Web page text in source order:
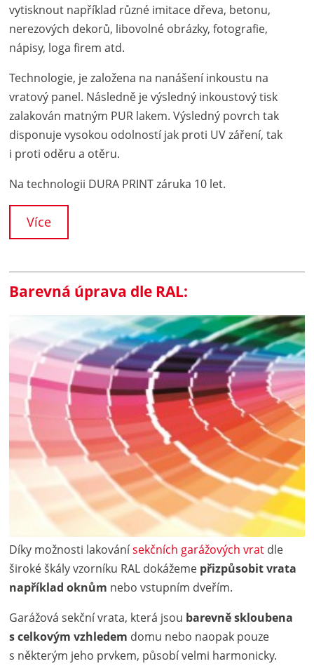
vytisknout například různé imitace dřeva, betonu,
nerezových dekorů, libovolné obrázky, fotografie,
nápisy, loga firem atd.
Technologie, je založena na nanášení inkoustu na
vratový panel. Následně je výsledný inkoustový tisk
zalakován matným PUR lakem. Výsledný povrch tak
disponuje vysokou odolností jak proti UV záření, tak
i proti oděru a otěru.
Na technologii DURA PRINT záruka 10 let.
Více
Barevná úprava dle RAL:
Díky možnosti lakovánísekčních garážových vrat dle
široké škály vzorníku RAL dokážeme přizpůsobit vrata
například oknům nebo vstupním dveřím.
Garážová sekční vrata, která jsou barevně skloubena
s celkovým vzhledem domu nebo naopak pouze
s některým jeho prvkem, působí velmi harmonicky.